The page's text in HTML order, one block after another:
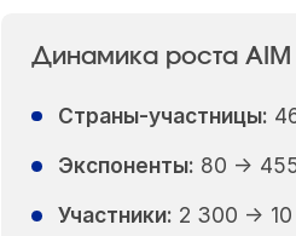
Динамика роста AIM
Страны-участницы:
Экспоненты: 80 →
Участники: 2 300 → 10